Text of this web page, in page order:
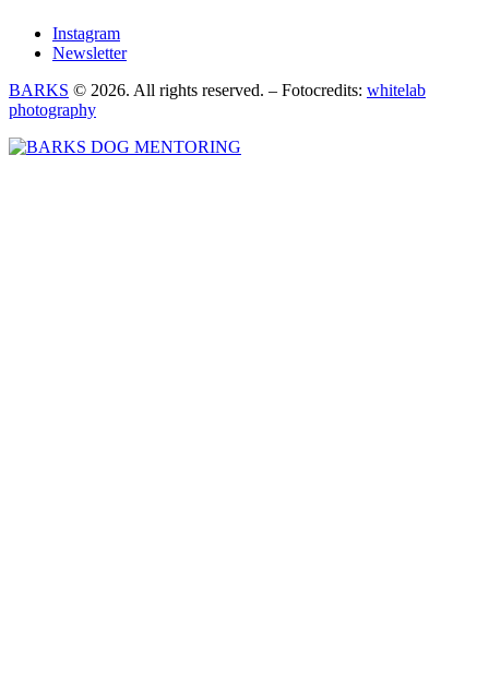
Instagram
Newsletter
BARKS © 2026. All rights reserved. – Fotocredits: whitelab
photography